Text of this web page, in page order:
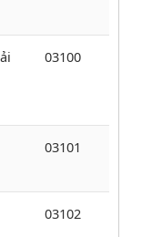
03100
03101
03102